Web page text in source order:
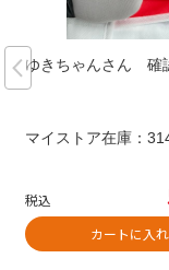
ゆきちゃんさん 確
マイストア在庫：
税込
カートに入